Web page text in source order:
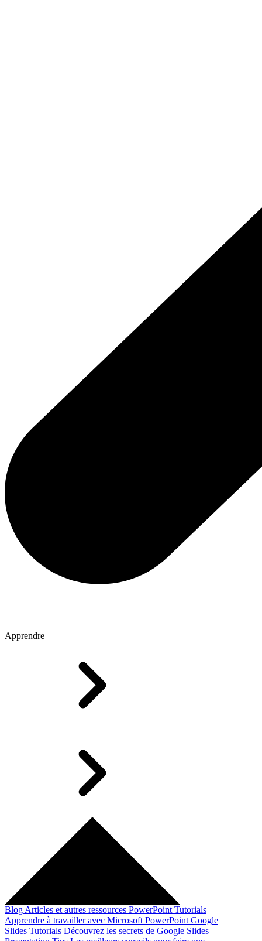
Apprendre
Blog Articles et autres ressources PowerPoint Tutorials
Apprendre à travailler avec Microsoft PowerPoint Google
Slides Tutorials Découvrez les secrets de Google Slides